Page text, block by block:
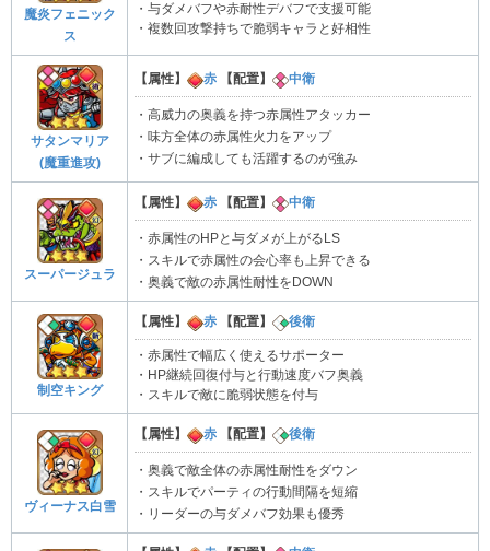
魔炎フェニック
ス
・与ダメバフや赤耐性デバフで支援可能
・複数回攻撃持ちで脆弱キャラと好相性
サタンマリア
(魔重進攻)
【属性】 赤 【配置】 中衛
・高威力の奥義を持つ赤属性アタッカー
・味方全体の赤属性火力をアップ
・サブに編成しても活躍するのが強み
スーパージュラ
【属性】 赤 【配置】 中衛
・赤属性のHPと与ダメが上がるLS
・スキルで赤属性の会心率も上昇できる
・奥義で敵の赤属性耐性をDOWN
制空キング
【属性】 赤 【配置】 後衛
・赤属性で幅広く使えるサポーター
・HP継続回復付与と行動速度バフ奥義
・スキルで敵に脆弱状態を付与
ヴィーナス白雪
【属性】 赤 【配置】 後衛
・奥義で敵全体の赤属性耐性をダウン
・スキルでパーティの行動間隔を短縮
・リーダーの与ダメバフ効果も優秀